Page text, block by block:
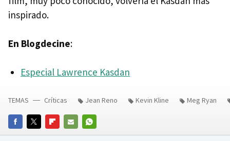
inspirado.
En Blogdecine:
Especial Lawrence Kasdan
FACEBOOKTWITTERFLIPBOARD
E-
WHATSAPP
TEMAS Críticas Jean Reno Kevin Kline Meg Ryan